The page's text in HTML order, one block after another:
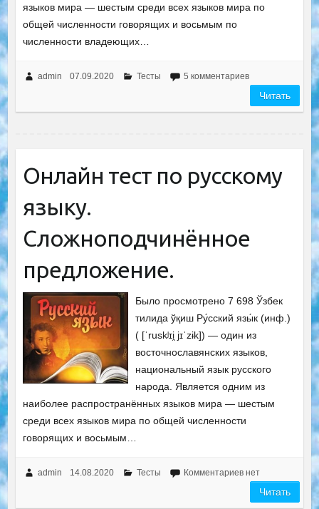
языков мира — шестым среди всех языков мира по
общей численности говорящих и восьмым по
численности владеющих…
admin 07.09.2020 Тесты 5 комментариев
Читать
Онлайн тест по русскому
языку.
Сложноподчинённое
предложение.
Было просмотрено 7 698 Ўзбек
тилида ўқиш Ру́сский язы́к (инф.)
( [ˈruskʲɪi̯ jɪˈzɨk]) — один из
восточнославянских языков,
национальный язык русского
народа. Является одним из
наиболее распространённых языков мира — шестым
среди всех языков мира по общей численности
говорящих и восьмым…
admin 14.08.2020 Тесты Комментариев нет
Читать